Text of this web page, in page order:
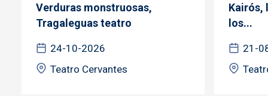
Verduras monstruosas,
Tragaleguas teatro
24-10-2026
Teatro Cervantes
Kairós,
los...
21-